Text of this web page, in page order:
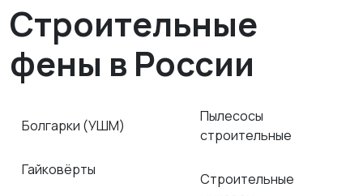
Строительные
фены в России
Болгарки (УШМ)
Гайковёрты
Пылесосы
строительные
Строительные